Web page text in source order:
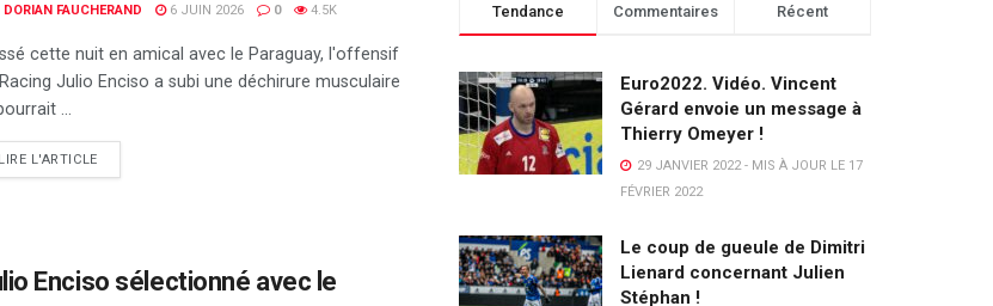
DORIAN FAUCHERAND 6 JUIN 2026 0 4.5K
cette nuit en amical avec le Paraguay, l'offensif
Julio Enciso a subi une déchirure musculaire
...
LIRE L'ARTICLEDETAILS
Enciso sélectionné avec le
Tendance Commentaires Récent
Euro2022. Vidéo. Vincent
Gérard envoie un message à
Thierry Omeyer !
29 JANVIER 2022 - MIS À JOUR LE 17
FÉVRIER 2022
Le coup de gueule de Dimitri
Lienard concernant Julien
Stéphan !